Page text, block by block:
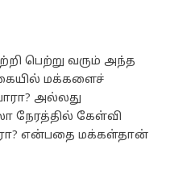
பெற்று வரும் அந்த
மக்களைச்
அல்லது
நேரத்தில் கேள்வி
என்பதை மக்கள்தான்